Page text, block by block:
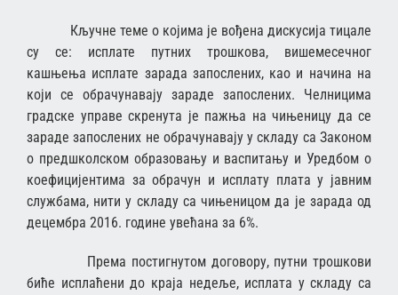
Кључне теме о којима је вођена дискусија тицале
су се: исплате путних трошкова, вишемесечног
кашњења исплате зарада запослених, као и начина на
који се обрачунавају зараде запослених. Челницима
градске управе скренута је пажња на чињеницу да се
зараде запослених не обрачунавају у складу са Законом
о предшколском образовању и васпитању и Уредбом о
коефицијентима за обрачун и исплату плата у јавним
службама, нити у складу са чињеницом да је зарада од
децембра 2016. године увећана за 6%.
Према постигнутом договору, путни трошкови
биће исплаћени до краја недеље, исплата у складу са